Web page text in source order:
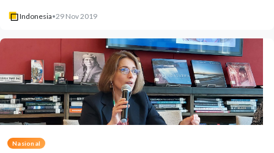
Indonesia•29 Nov 2019
Nasional